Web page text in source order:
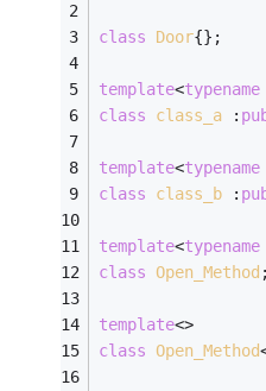
class Door{};
template<typename
class
class_a :
template<typename
class
class_b :
template<typename
class
Open_Method ;
template<>
class
Open_Method